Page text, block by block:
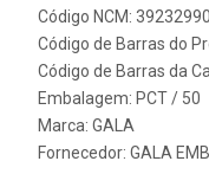
Código NCM: 39232990
Código de Barras do
Código de Barras da
Embalagem: PCT / 50
Marca: GALA
Fornecedor: GALA